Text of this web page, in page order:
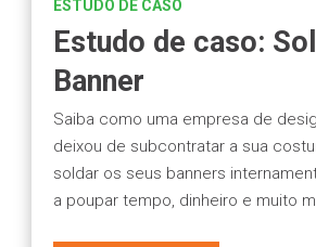
ESTUDO DE CASO
Estudo de caso:
Banner
Saiba como uma empresa de
deixou de subcontratar a sua
soldar os seus banners
a poupar tempo, dinheiro e muito